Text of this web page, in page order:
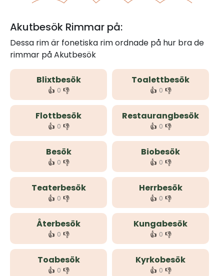
Akutbesök Rimmar på:
Dessa rim är fonetiska rim ordnade på hur bra de
rimmar på Akutbesök
Blixtbesök
👍 0 👎
Toalettbesök
👍 0 👎
Flottbesök
👍 0 👎
Restaurangbesök
👍 0 👎
Besök
👍 0 👎
Biobesök
👍 0 👎
Teaterbesök
👍 0 👎
Herrbesök
👍 0 👎
Återbesök
👍 0 👎
Kungabesök
👍 0 👎
Toabesök
👍 0 👎
Kyrkobesök
👍 0 👎